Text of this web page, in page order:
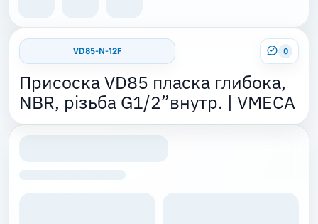
0
VD85-N-12F
Присоска VD85 пласка глибока,
NBR, різьба G1/2”внутр. | VMECA